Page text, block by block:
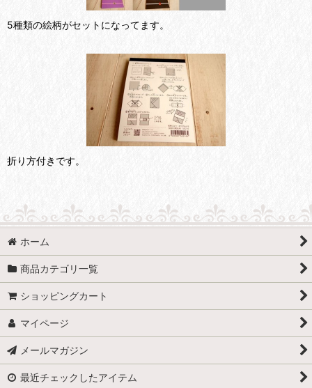
5種類の絵柄がセットになってます。
折り方付きです。
ホーム
商品カテゴリ一覧
ショッピングカート
マイページ
メールマガジン
最近チェックしたアイテム